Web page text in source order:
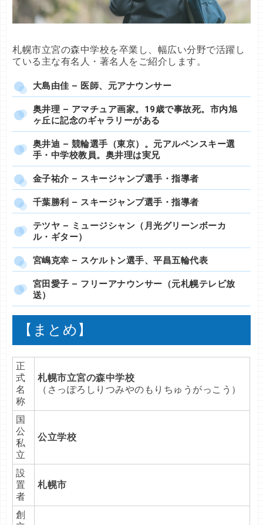
札幌市立宮の森中学校を卒業し、幅広い分野で活躍し
ている主な有名人・著名人をご紹介します。
大島由佳 – 医師、元アナウンサー
奥井理 – アマチュア画家。19歳で事故死。市内旭
ヶ丘に記念のギャラリーがある
奥井迪 – 競輪選手（東京）。元アルペンスキー選
手・中学校教員。奥井理は実兄
金子祐介 – スキージャンプ選手・指導者
千葉勝利 – スキージャンプ選手・指導者
テツヤ – ミュージシャン（月光グリーンボーカ
ル・ギター）
宮嶋克幸 – スケルトン選手、平昌五輪代表
宮田愛子 – フリーアナウンサー（元札幌テレビ放
送）
【まとめ】
正
式
名
称
札幌市立宮の森中学校
（さっぽろしりつみやのもりちゅうがっこう）
国
公
私
立
公立学校
設
置
者
札幌市
創